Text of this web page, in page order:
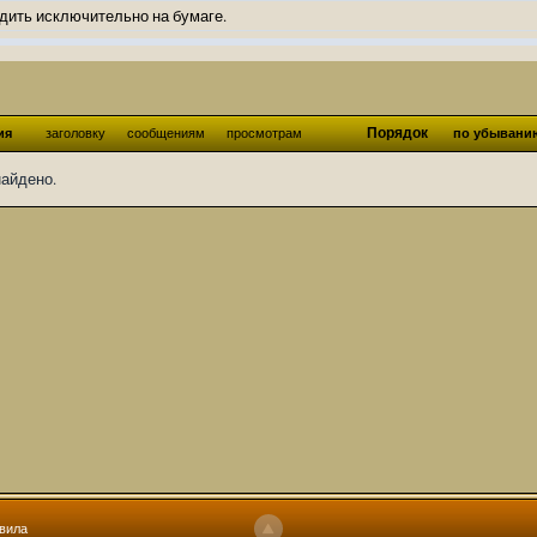
исключительно на бумаге.
и Ангелы из Ада были и будут только на бумаге.
Ангелов из Ада, а в электронном варианте нету вариантов?
какие, подскажите пожалуйста?)
аболетов на бусти:
раньше?
процесс не очень быстрый будет. Думаю в течении 1-2 месяцев
с телефона не очень удобно)
по ходу чтения правлю. Получается не совнлитературный перевод,
заголовку сообщениям просмотрам Порядок по